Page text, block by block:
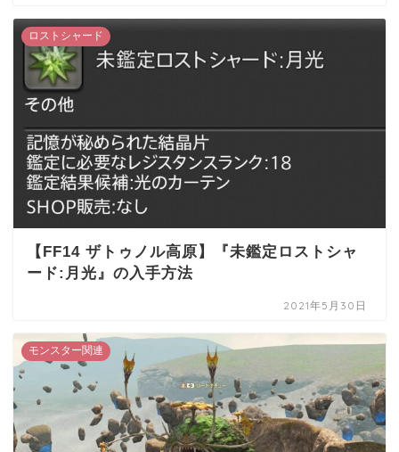
ロストシャード
【FF14 ザトゥノル高原】『未鑑定ロストシャ
ード:月光』の入手方法
2021年5月30日
モンスター関連